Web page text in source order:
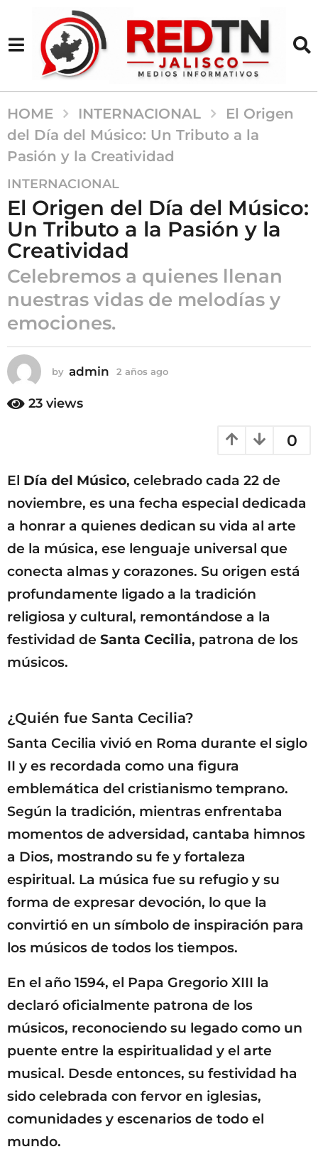
HOME INTERNACIONAL
El Origen
del Día del Músico: Un Tributo a la
Pasión y la Creatividad
2
a
ñ
o
s
a
g
o
2
a
o
s
a
INTERNACIONAL
El Origen del Día del Músico:
Un Tributo a la Pasión y la
Creatividad
Celebremos a quienes llenan
nuestras vidas de melodías y
emociones.
by admin 2 años ago
23 views
0
El Día del Músico, celebrado cada 22 de
noviembre, es una fecha especial dedicada
a honrar a quienes dedican su vida al arte
de la música, ese lenguaje universal que
conecta almas y corazones. Su origen está
profundamente ligado a la tradición
religiosa y cultural, remontándose a la
festividad de Santa Cecilia, patrona de los
músicos.
¿Quién fue Santa Cecilia?
Santa Cecilia vivió en Roma durante el siglo
II y es recordada como una figura
emblemática del cristianismo temprano.
Según la tradición, mientras enfrentaba
momentos de adversidad, cantaba himnos
a Dios, mostrando su fe y fortaleza
espiritual. La música fue su refugio y su
forma de expresar devoción, lo que la
convirtió en un símbolo de inspiración para
los músicos de todos los tiempos.
En el año 1594, el Papa Gregorio XIII la
declaró oficialmente patrona de los
músicos, reconociendo su legado como un
puente entre la espiritualidad y el arte
musical. Desde entonces, su festividad ha
sido celebrada con fervor en iglesias,
comunidades y escenarios de todo el
mundo.